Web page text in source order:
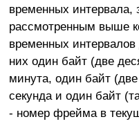
временных интервала,
рассмотренным выше
временных
них один байт (две
минута, один байт
секунда и один байт
- номер фрейма в